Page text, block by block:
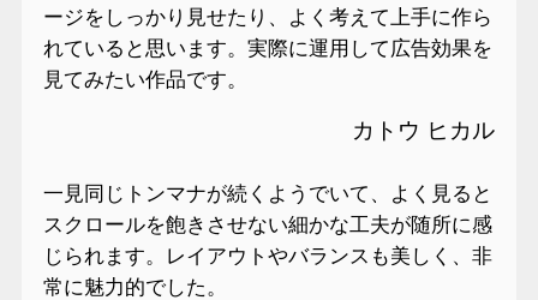
ージをしっかり見せたり、よく考えて上手に作ら
れていると思います。実際に運用して広告効果を
見てみたい作品です。
カトウ ヒカル
一見同じトンマナが続くようでいて、よく見ると
スクロールを飽きさせない細かな工夫が随所に感
じられます。レイアウトやバランスも美しく、非
常に魅力的でした。